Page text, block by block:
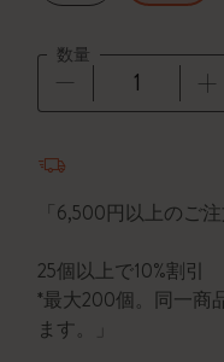
数量
「6,500円以上のご
25個以上で10%割引
*最大200個。同一商
ます。」